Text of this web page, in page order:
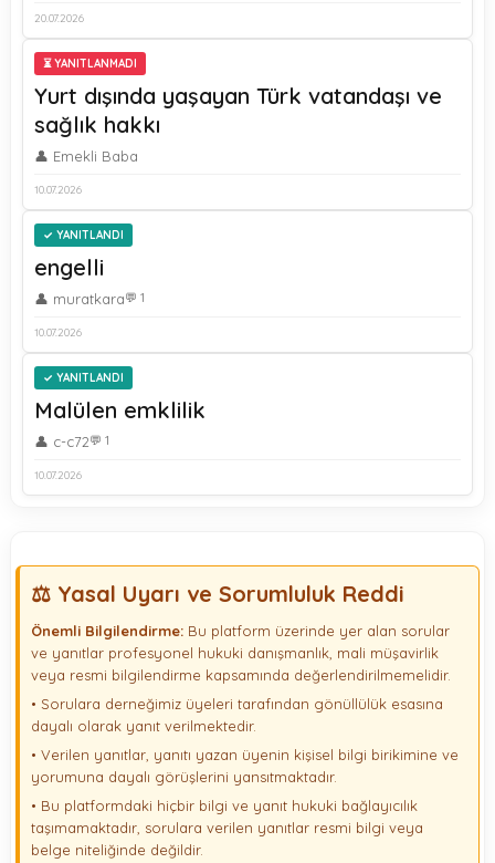
20.07.2026
⏳ YANITLANMADI
Yurt dışında yaşayan Türk vatandaşı ve
sağlık hakkı
👤 Emekli Baba
10.07.2026
YANITLANDI
engelli
👤 muratkara💬 1
10.07.2026
YANITLANDI
Malülen emklilik
👤 c-c72💬 1
10.07.2026
⚖️ Yasal Uyarı ve Sorumluluk Reddi
Önemli Bilgilendirme: Bu platform üzerinde yer alan sorular
ve yanıtlar profesyonel hukuki danışmanlık, mali müşavirlik
veya resmi bilgilendirme kapsamında değerlendirilmemelidir.
• Sorulara derneğimiz üyeleri tarafından gönüllülük esasına
dayalı olarak yanıt verilmektedir.
• Verilen yanıtlar, yanıtı yazan üyenin kişisel bilgi birikimine ve
yorumuna dayalı görüşlerini yansıtmaktadır.
• Bu platformdaki hiçbir bilgi ve yanıt hukuki bağlayıcılık
taşımamaktadır, sorulara verilen yanıtlar resmi bilgi veya
belge niteliğinde değildir.